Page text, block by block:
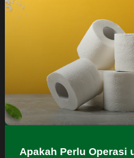
Apakah Perlu Operasi